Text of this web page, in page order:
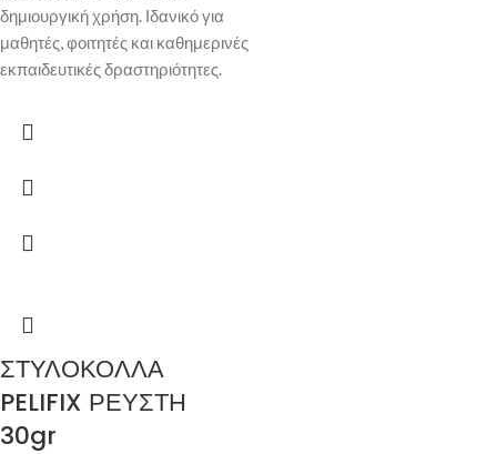
δημιουργική χρήση. Ιδανικό για
μαθητές, φοιτητές και καθημερινές
εκπαιδευτικές δραστηριότητες.
ΣΤΥΛΟΚΟΛΛΑ
PELIFIX ΡΕΥΣΤΗ
30gr